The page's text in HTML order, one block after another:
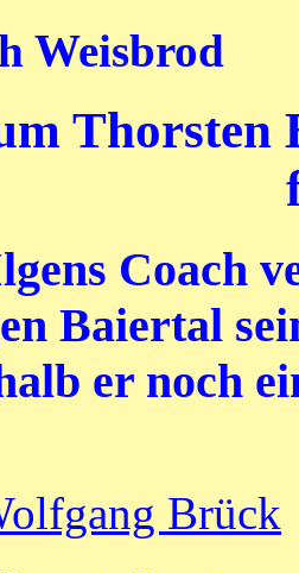
Weisbrod
Thorsten
Coach
Baiertal
er noch
Brück